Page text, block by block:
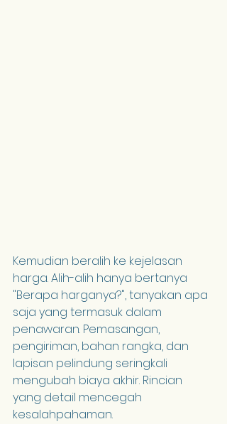
Kemudian beralih ke kejelasan
harga. Alih-alih hanya bertanya
"Berapa harganya?", tanyakan apa
saja yang termasuk dalam
penawaran. Pemasangan,
pengiriman, bahan rangka, dan
lapisan pelindung seringkali
mengubah biaya akhir. Rincian
yang detail mencegah
kesalahpahaman.